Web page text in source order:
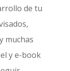
de tu
muchas
y e-book